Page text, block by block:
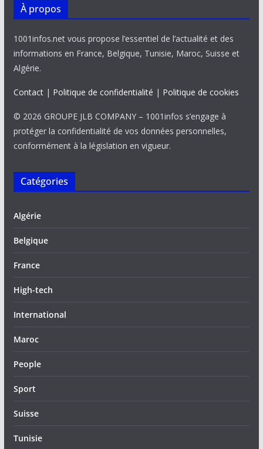
À propos
1001infos.net vous propose l’essentiel de l’actualité et des
informations en France, Belgique, Tunisie, Maroc, Suisse et
Algérie.
Contact| Politique de confidentialité | Politique de cookies
© 2026 GROUPE JLB COMPANY – 1001infos s’engage à
protéger la confidentialité de vos données personnelles,
conformément à la législation en vigueur.
Catégories
Algérie
Belgique
France
High-tech
International
Maroc
People
Sport
Suisse
Tunisie